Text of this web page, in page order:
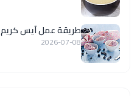
طريقة عمل آيس كريم
2026-07-08